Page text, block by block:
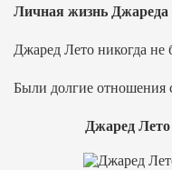
Личная жизнь Джареда
Джаред Лето никогда не
Были долгие отношения
Джаред